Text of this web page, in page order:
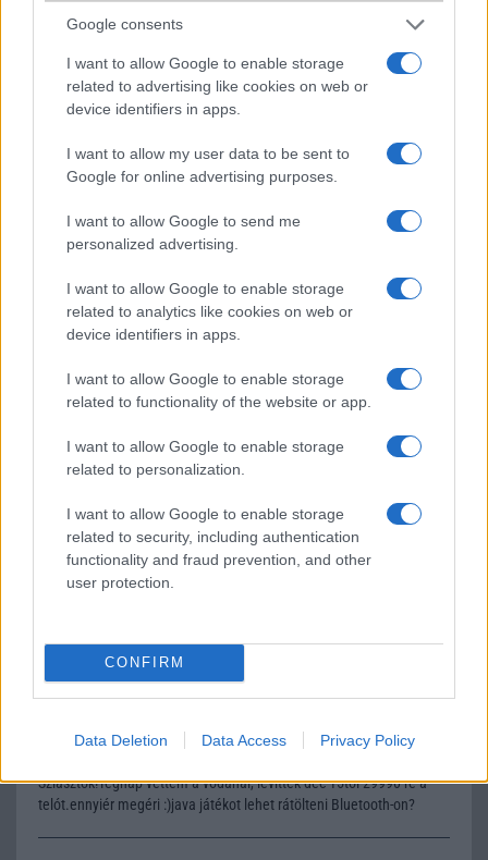
Google consents
I want to allow Google to enable storage
related to advertising like cookies on web or
device identifiers in apps.
I want to allow my user data to be sent to
Google for online advertising purposes.
I want to allow Google to send me
personalized advertising.
I want to allow Google to enable storage
related to analytics like cookies on web or
device identifiers in apps.
I want to allow Google to enable storage
related to functionality of the website or app.
I want to allow Google to enable storage
related to personalization.
I want to allow Google to enable storage
related to security, including authentication
functionality and fraud prevention, and other
user protection.
CONFIRM
Data Deletion Data Access Privacy Policy
Ahojaz lenne a kérdésem, hogy a tefón be lehet állítani, hogy egybõl
a memkártyára fotózzón és videózzon?
2006-12-14 8:23:43 PM
Igen, választhatsz, hogy hova akarod menteni a képet ill. videót.
512MBos kártyát biztosan elfogad. (Nekem az van benne.)Nagyon
jó kis teló! Egy hete vettem, de örülök, hogy ezt választottam és nem
fabicska
2006-12-15 1:06:19 PM
milyen tartozékok vannak a voda csomagban?A teló nagyon teccik!
2006-12-15 10:13:01 PM
megvettem a telót, és nagyon jó vélménnyel vagyok róla!Csak
Józsi
2006-12-16 11:27:44 AM
Sziasztok!Tegnap vettem a vodánál, levitték dec 15tõl 29990-re a
telót.ennyiér megéri :)java játékot lehet rátölteni Bluetooth-on?